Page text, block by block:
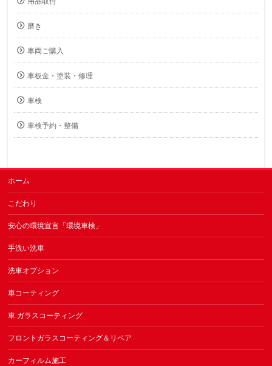
磨き
車両ご購入
車板金・塗装・修理
車検
車検予約・整備
ホーム
こだわり
安心の環境宣言「環境車検」
手洗い洗車
洗車オプション
車コーティング
車 ガラスコーティング
フロントガラスコーティング＆リペア
カーフィルム施工